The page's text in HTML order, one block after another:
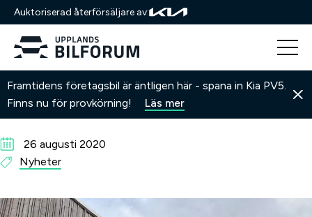
Auktoriserad återförsäljare av:
Framtidens företagsbil är äntligen här - spana in Kia PV5.
Finns nu för provkörning!
Läs mer
Hem Nyheter Samarbete med USIF Arena
Samarbete med USIF Arena
26 augusti 2020
Nyheter